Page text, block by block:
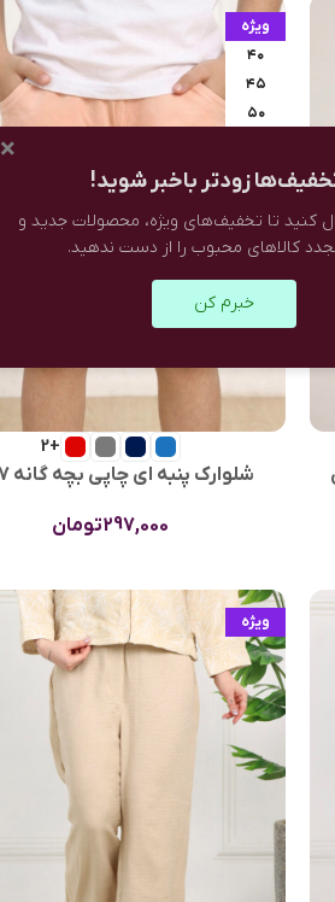
ویژه
۴۰
۴۵
۵۰
+2
شلوارک پنبه ای چاپی بچه گانه 1857
297,000تومان
ویژه
×
زودتر باخبر شوید!
کنید تا تخفیف‌های ویژه، محصولات جدید و
کالاهای محبوب را از دست ندهید.
خبرم کن